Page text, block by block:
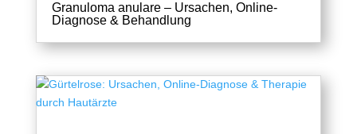
Granuloma anulare – Ursachen, Online-
Diagnose & Behandlung